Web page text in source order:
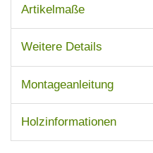
Artikelmaße
Weitere Details
Montageanleitung
Holzinformationen